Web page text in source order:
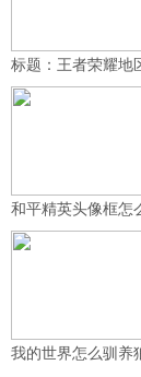
标题：王者荣耀地
和平精英头像框怎
我的世界怎么驯养